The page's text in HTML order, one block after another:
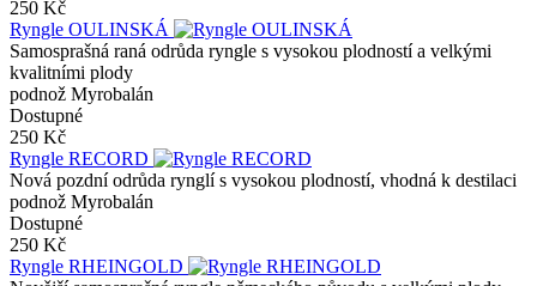
250 Kč
Ryngle OULINSKÁ
Samosprašná raná odrůda ryngle s vysokou plodností a velkými
kvalitními plody
podnož Myrobalán
Dostupné
250 Kč
Ryngle RECORD
Nová pozdní odrůda rynglí s vysokou plodností, vhodná k destilaci
podnož Myrobalán
Dostupné
250 Kč
Ryngle RHEINGOLD